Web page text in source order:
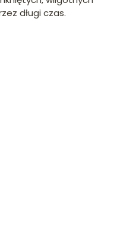
długi czas.